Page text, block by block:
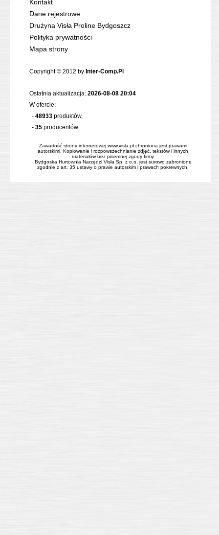
Kontakt
Dane rejestrowe
Drużyna Visła Proline Bydgoszcz
Polityka prywatności
Mapa strony
Copyright © 2012 by Inter-Comp.Pl
Ostatnia aktualizacja: 2026-08-08 20:04
W ofercie:
- 48933 produktów,
- 35 producentów.
Zawartość strony internetowej www.visla.pl chroniona jest prawami
autorskimi. Kopiowanie i rozpowszechnianie zdjęć, tekstów i innych
materiałów bez pisemnej zgody firmy
Bydgoska Hurtownia Narzędzi Visła Sp. z o.o. jest surowo zabronione
zgodnie z art. 35 ustawy o prawie autorskim i prawach pokrewnych.